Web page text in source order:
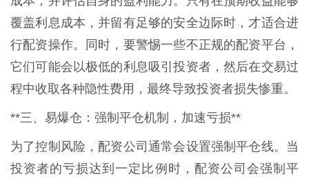
覆盖利息成本，并留有足够的安全边际时，才适合进
行配资操作。同时，要警惕一些不正规的配资平台，
它们可能会以极低的利息吸引投资者，然后在交易过
程中收取各种隐性费用，最终导致投资者损失惨重。
**三、易爆仓：强制平仓机制，加速亏损**
为了控制风险，配资公司通常会设置强制平仓线。当
投资者的亏损达到一定比例时，配资公司会强制平